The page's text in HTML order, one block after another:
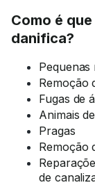
Como é
danifica?
Pequenas
Remoção
Fugas de
Animais
Pragas
Remoção
de